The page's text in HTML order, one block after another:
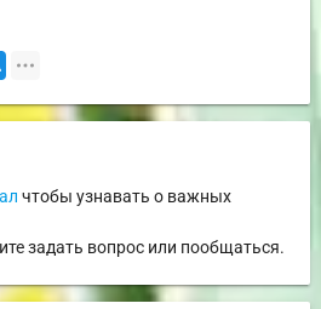
чтобы узнавать о важных
задать вопрос или пообщаться.